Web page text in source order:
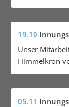
19.10
Unser
Himmelkron
05.11